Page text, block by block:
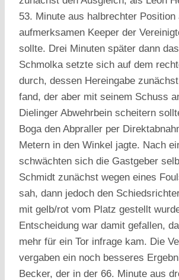
53. Minute aus halbrechter Position
aufmerksamen Keeper der
sollte. Drei Minuten später dann
Schmolka setzte sich auf dem
durch, dessen Hereingabe
fand, der aber mit seinem Schuss
Dielinger Abwehrbein scheitern
Boga den Abpraller per
Metern in den Winkel jagte. Nach
schwächten sich die Gastgeber
Schmidt zunächst wegen eines
sah, dann jedoch den
mit gelb/rot vom Platz gestellt
Entscheidung war damit gefallen,
mehr für ein Tor infrage kam. Die
vergaben ein noch besseres
Becker, der in der 66. Minute aus